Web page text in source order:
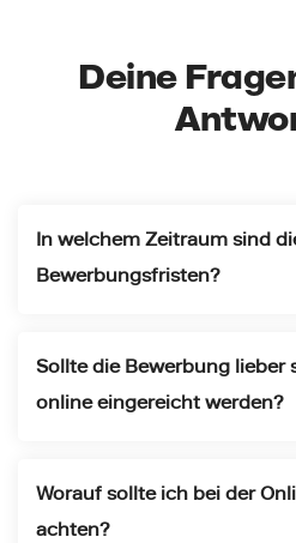
Deine
In welchem Zeitraum sind
Bewerbungsfristen?
Sollte die Bewerbung lieber
online eingereicht werden?
Worauf sollte ich bei der
achten?